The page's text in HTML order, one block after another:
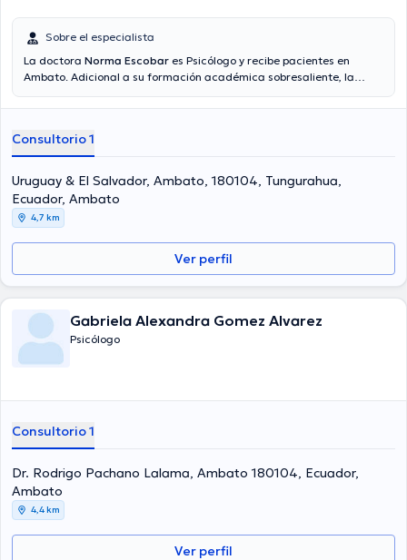
Sobre el especialista
La doctora Norma Escobar es Psicólogo y recibe pacientes en
Ambato. Adicional a su formación académica sobresaliente, la
especialidad. La doctora tiene varios años de experiencia laboral en
miembro de diversas asociaciones médicas. Norma Escobar ha
compartido en diversas conferencias con miras a tener una
formación continua en su campo de especialización y ha difundido
importantes ediciones.
Consultorio 1
Uruguay & El Salvador, Ambato, 180104, Tungurahua,
Ecuador, Ambato
4,7 km
Ver perfil
Gabriela Alexandra Gomez Alvarez
Psicólogo
Consultorio 1
Dr. Rodrigo Pachano Lalama, Ambato 180104, Ecuador,
Ambato
4,4 km
Ver perfil